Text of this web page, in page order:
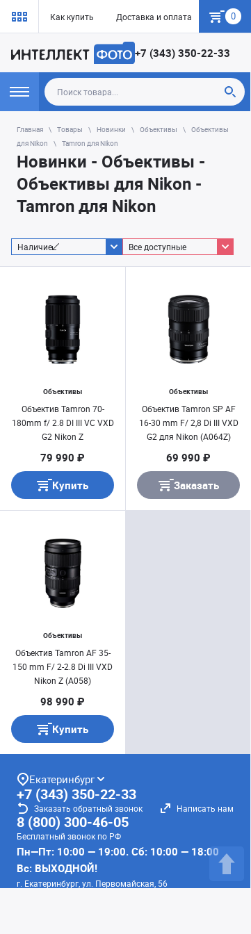
Как купить Доставка и оплата Гарантия
0
+7 (343) 350-22-33
Главная Товары Новинки Объективы
Объективы
для Nikon
Tamron для Nikon
Новинки - Объективы -
Объективы для Nikon -
Tamron для Nikon
Наличие Все доступные
Объективы
Объектив Tamron 70-
180mm f/ 2.8 DI III VC VXD
G2 Nikon Z
79 990 ₽
Купить
Объективы
Объектив Tamron SP AF
16-30 mm F/ 2,8 Di III VXD
G2 для Nikon (A064Z)
69 990 ₽
Заказать
Объективы
Объектив Tamron AF 35-
150 mm F/ 2-2.8 Di III VXD
Nikon Z (A058)
98 990 ₽
Купить
Екатеринбург
+7 (343) 350-22-33
Заказать обратный звонок Написать нам
8 (800) 300-46-05
Бесплатный звонок по РФ
Пн—Пт: 10:00 — 19:00. Сб: 10:00 — 18:00
Вс: ВЫХОДНОЙ!
г. Екатеринбург, ул. Первомайская, 56